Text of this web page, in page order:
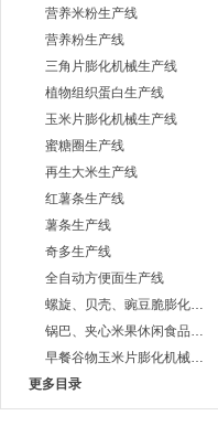
营养米粉生产线
营养粉生产线
三角片膨化机械生产线
植物组织蛋白生产线
玉米片膨化机械生产线
蜜糖圈生产线
再生大米生产线
红薯条生产线
薯条生产线
奇多生产线
全自动方便面生产线
螺旋、贝壳、豌豆脆膨化机械设备生产线
锅巴、夹心米果休闲食品生产线
早餐谷物玉米片膨化机械生产线
更多目录